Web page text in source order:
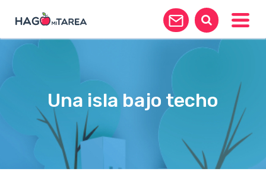
Una isla bajo techo